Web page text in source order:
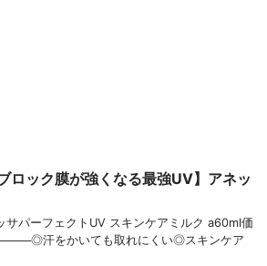
ロック膜が強くなる最強UV】アネッ
パーフェクトUV スキンケアミルク a60ml価
汗をかいても取れにくい◎スキンケア